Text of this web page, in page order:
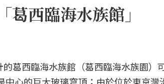
西臨海水族館」
葛西臨海水族館（葛西臨海水族園）